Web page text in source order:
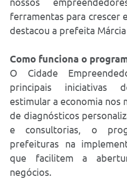
ferramentas para crescer
destacou a prefeita
Como funciona o
O Cidade
principais iniciativas
estimular a economia nos
de diagnósticos
e consultorias, o
prefeituras na
que facilitem a
negócios.